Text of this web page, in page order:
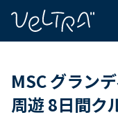
MSC グラン
周遊 8日間ク